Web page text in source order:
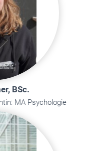
BSc.
MA Psychologie